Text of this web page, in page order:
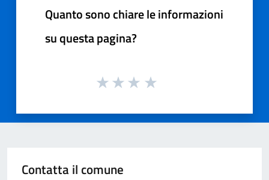
Quanto sono chiare le informazioni
su questa pagina?
Contatta il comune